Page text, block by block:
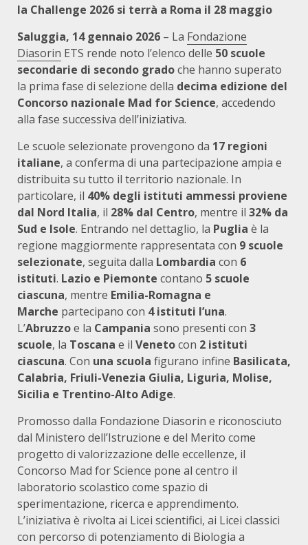
la Challenge 2026 si terrà a Roma il 28 maggio
Saluggia, 14 gennaio 2026 – La Fondazione
Diasorin ETS rende noto l’elenco delle 50 scuole
secondarie di secondo gradoche hanno superato
la prima fase di selezione della decima edizione del
Concorso nazionale Mad for Science, accedendo
alla fase successiva dell’iniziativa.
Le scuole selezionate provengono da 17 regioni
italiane, a conferma di una partecipazione ampia e
distribuita su tutto il territorio nazionale. In
particolare, il 40% degli istituti ammessi proviene
dal Nord Italia, il 28% dal Centro, mentre il 32% da
Sud e Isole. Entrando nel dettaglio, la Puglia è la
regione maggiormente rappresentata con 9 scuole
selezionate, seguita dalla Lombardia con 6
istituti. Lazio e Piemonte contano 5 scuole
ciascuna, mentre Emilia-Romagna e
Marche partecipano con 4 istituti l’una.
L’Abruzzoe la Campania sono presenti con 3
scuole, la Toscana e il Venetocon 2 istituti
ciascuna. Con una scuola figurano infine Basilicata,
Calabria, Friuli-Venezia Giulia, Liguria, Molise,
Sicilia e Trentino-Alto Adige.
Promosso dalla Fondazione Diasorin e riconosciuto
dal Ministero dell’Istruzione e del Merito come
progetto di valorizzazione delle eccellenze, il
Concorso Mad for Science pone al centro il
laboratorio scolastico come spazio di
sperimentazione, ricerca e apprendimento.
L’iniziativa è rivolta ai Licei scientifici, ai Licei classici
con percorso di potenziamento di Biologia a